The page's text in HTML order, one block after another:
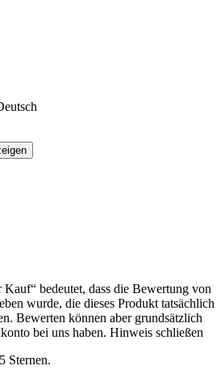
bedeutet, dass die Bewertung von
wurde, die dieses Produkt tatsächlich
Bewerten können aber grundsätzlich
bei uns haben. Hinweis schließen
Sternen.